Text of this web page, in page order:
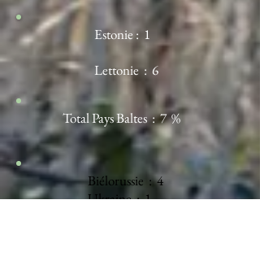
Estonie : 1
Lettonie : 6
Total Pays Baltes : 7 %
Biélorussie : 4
Ukraine : 1